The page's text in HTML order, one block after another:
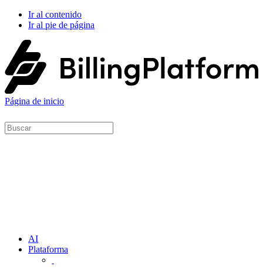
Ir al contenido
Ir al pie de página
Página de inicio
AI
Plataforma